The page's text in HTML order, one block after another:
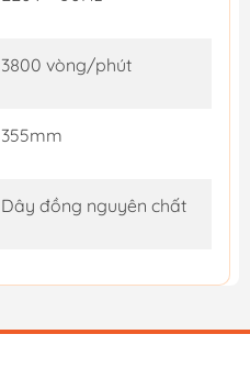
3800 vòng/phút
355mm
Dây đồng nguyên chất